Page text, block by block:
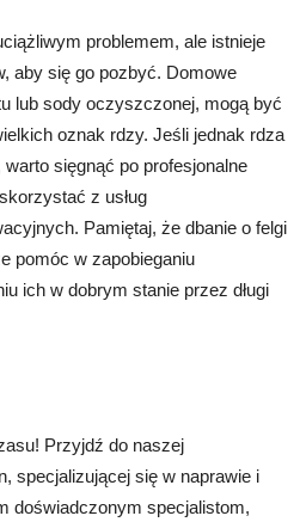
problemem, ale istnieje
aby się go pozbyć. Domowe
lub sody oczyszczonej, mogą być
oznak rdzy. Jeśli jednak rdza
sięgnąć po profesjonalne
z usług
Pamiętaj, że dbanie o felgi
pomóc w zapobieganiu
ich w dobrym stanie przez długi
Przyjdź do naszej
specjalizującej się w naprawie i
doświadczonym specjalistom,